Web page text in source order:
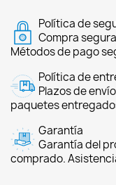
Política de
Compra
Métodos de pago
Política de
Plazos de
paquetes
Garantía
Garantía del
comprado.